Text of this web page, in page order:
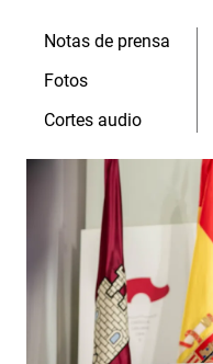
Notas de prensa
Fotos
Cortes audio